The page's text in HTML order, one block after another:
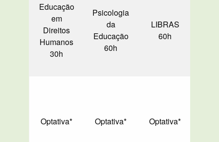
Educação
em
Direitos
Humanos
30h
Psicologia
da
Educação
60h
LIBRAS
60h
Optativa* Optativa* Optativa*